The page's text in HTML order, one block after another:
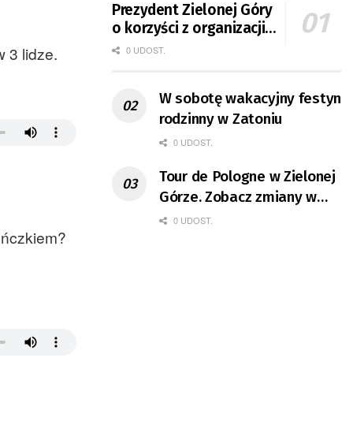
3 lidze.
Prezydent Zielonej Góry
o korzyści z organizacji
mety Tour de Pologne
0 UDOST.
W sobotę wakacyjny festyn
rodzinny w Zatoniu
0 UDOST.
Tour de Pologne w Zielonej
Górze. Zobacz zmiany w
organizacji ruchu
0 UDOST.